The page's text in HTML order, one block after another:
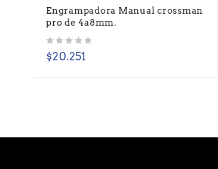
Engrampadora Manual crossman
pro de 4a8mm.
$20.251